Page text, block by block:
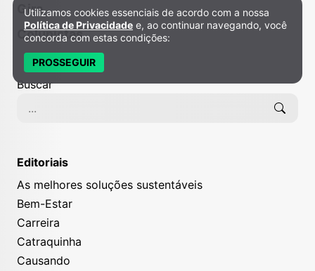
Gira
Colunistas
Buscar
Editoriais
As melhores soluções sustentáveis
Bem-Estar
Carreira
Catraquinha
Causando
Política de Privacidade e Cookies
Utilizamos cookies essenciais de acordo com a nossa
Política de Privacidade e, ao continuar navegando, você
concorda com estas condições:
PROSSEGUIR